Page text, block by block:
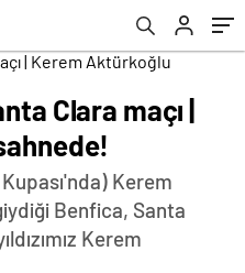
Clara maçı |
Kerem
Benfica, Santa
Kerem